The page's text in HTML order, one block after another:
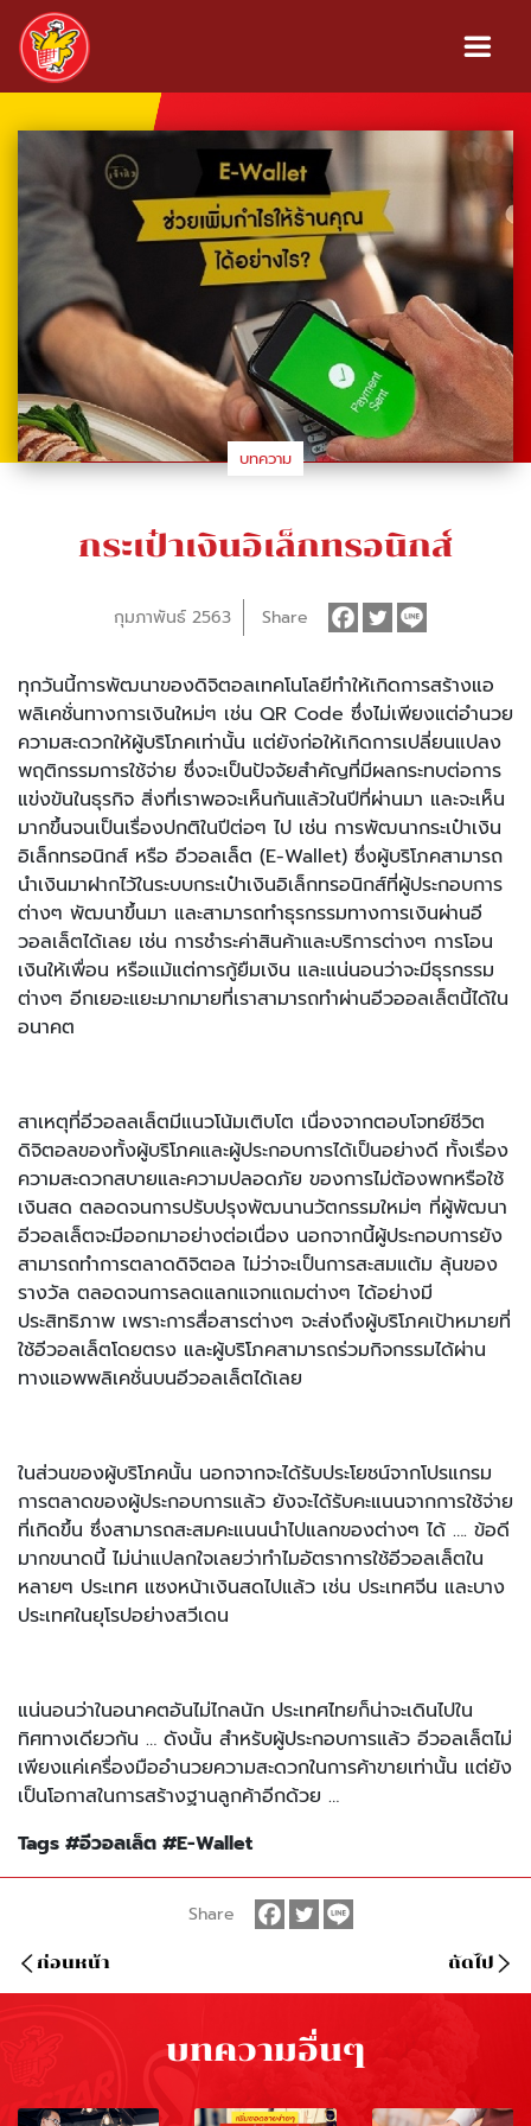
บทความ
กระเป๋าเงินอิเล็กทรอนิกส์
กุมภาพันธ์ 2563 Share
ทุกวันนี้การพัฒนาของดิจิตอลเทคโนโลยีทำให้เกิดการสร้างแอ
พลิเคชั่นทางการเงินใหม่ๆ เช่น QR Code ซึ่งไม่เพียงแต่อำนวย
ความสะดวกให้ผู้บริโภคเท่านั้น แต่ยังก่อให้เกิดการเปลี่ยนแปลง
พฤติกรรมการใช้จ่าย ซึ่งจะเป็นปัจจัยสำคัญที่มีผลกระทบต่อการ
แข่งขันในธุรกิจ สิ่งที่เราพอจะเห็นกันแล้วในปีที่ผ่านมา และจะเห็น
มากขึ้นจนเป็นเรื่องปกติในปีต่อๆ ไป เช่น การพัฒนากระเป๋าเงิน
อิเล็กทรอนิกส์ หรือ อีวอลเล็ต (E-Wallet) ซึ่งผู้บริโภคสามารถ
นำเงินมาฝากไว้ในระบบกระเป๋าเงินอิเล็กทรอนิกส์ที่ผู้ประกอบการ
ต่างๆ พัฒนาขึ้นมา และสามารถทำธุรกรรมทางการเงินผ่านอี
วอลเล็ตได้เลย เช่น การชำระค่าสินค้าและบริการต่างๆ การโอน
เงินให้เพื่อน หรือแม้แต่การกู้ยืมเงิน และแน่นอนว่าจะมีธุรกรรม
ต่างๆ อีกเยอะแยะมากมายที่เราสามารถทำผ่านอีวออลเล็ตนี้ได้ใน
อนาคต
สาเหตุที่อีวอลลเล็ตมีแนวโน้มเติบโต เนื่องจากตอบโจทย์ชีวิต
ดิจิตอลของทั้งผู้บริโภคและผู้ประกอบการได้เป็นอย่างดี ทั้งเรื่อง
ความสะดวกสบายและความปลอดภัย ของการไม่ต้องพกหรือใช้
เงินสด ตลอดจนการปรับปรุงพัฒนานวัตกรรมใหม่ๆ ที่ผู้พัฒนา
อีวอลเล็ตจะมีออกมาอย่างต่อเนื่อง นอกจากนี้ผู้ประกอบการยัง
สามารถทำการตลาดดิจิตอล ไม่ว่าจะเป็นการสะสมแต้ม ลุ้นของ
รางวัล ตลอดจนการลดแลกแจกแถมต่างๆ ได้อย่างมี
ประสิทธิภาพ เพราะการสื่อสารต่างๆ จะส่งถึงผู้บริโภคเป้าหมายที่
ใช้อีวอลเล็ตโดยตรง และผู้บริโภคสามารถร่วมกิจกรรมได้ผ่าน
ทางแอพพลิเคชั่นบนอีวอลเล็ตได้เลย
ในส่วนของผู้บริโภคนั้น นอกจากจะได้รับประโยชน์จากโปรแกรม
การตลาดของผู้ประกอบการแล้ว ยังจะได้รับคะแนนจากการใช้จ่าย
ที่เกิดขึ้น ซึ่งสามารถสะสมคะแนนนำไปแลกของต่างๆ ได้ …. ข้อดี
มากขนาดนี้ ไม่น่าแปลกใจเลยว่าทำไมอัตราการใช้อีวอลเล็ตใน
หลายๆ ประเทศ แซงหน้าเงินสดไปแล้ว เช่น ประเทศจีน และบาง
ประเทศในยุโรปอย่างสวีเดน
แน่นอนว่าในอนาคตอันไม่ไกลนัก ประเทศไทยก็น่าจะเดินไปใน
ทิศทางเดียวกัน … ดังนั้น สำหรับผู้ประกอบการแล้ว อีวอลเล็ตไม่
เพียงแค่เครื่องมืออำนวยความสะดวกในการค้าขายเท่านั้น แต่ยัง
เป็นโอกาสในการสร้างฐานลูกค้าอีกด้วย …
Tags #อีวอลเล็ต #E-Wallet
ก่อนหน้า
Share
ถัดไป
บทความอื่นๆ